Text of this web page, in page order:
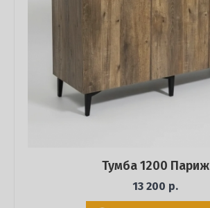
Тумба 1200 Париж
13 200 р.